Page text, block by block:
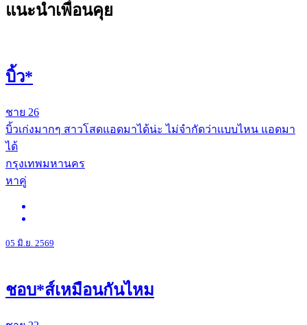
แนะนำเพื่อนคุย
บิ้ว*
ชาย 26
บิ้วเก่งมากๆ สาวโสดแอดมาได้น่ะ ไม่จำกัดว่าเเบบไหน แอดมา
ได้
กรุงเทพมหานคร
หาคู่
05 มิ.ย. 2569
ชอบ*ส์เหมือนกันไหม